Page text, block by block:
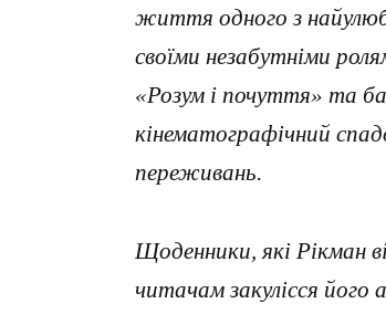
життя одного з
своїми незабутніми
«Розум і почуття» та
кінематографічний
переживань.
Щоденники, які Рікман
читачам закулісся його